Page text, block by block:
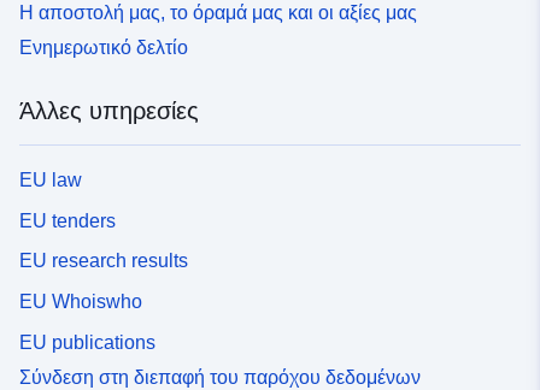
Η αποστολή μας, το όραμά μας και οι αξίες μας
Ενημερωτικό δελτίο
Άλλες υπηρεσίες
EU law
EU tenders
EU research results
EU Whoiswho
EU publications
Σύνδεση στη διεπαφή του παρόχου δεδομένων